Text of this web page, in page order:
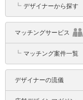
┗ デザイナーから探す
マッチングサービス
┗ マッチング案件一覧
デザイナーの流儀